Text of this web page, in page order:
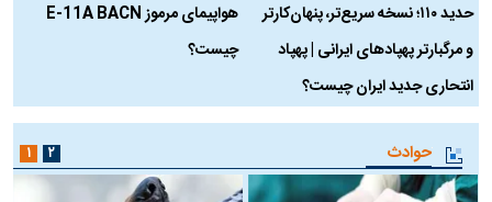
حدید ۱۱۰؛ نسخه سریع‌تر، پنهان‌کارتر
و مرگبارتر پهپادهای ایرانی | پهپاد
انتحاری جدید ایران چیست؟
هواپیمای مرموز E-11A BACN
چیست؟
حوادث ۱ ۲